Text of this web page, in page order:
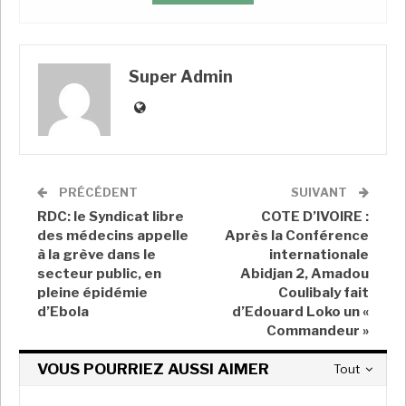
Alors que depuis près de 10 ans, la région du Cabo Delgado est
soumise à la violence du groupe armé des Shebabs et aux
exactions de ses soldats, très peu d’informations sortent de
cette région septentrionale du Mozambique. Les journalistes et
les membres de la société civile subissent violences et
intimidations. © Baptiste Condominas/RFI
Super Admin
PRÉCÉDENT
RDC: le Syndicat libre
des médecins appelle
à la grève dans le
secteur public, en
pleine épidémie
d’Ebola
SUIVANT
COTE D’IVOIRE :
Après la Conférence
internationale
Abidjan 2, Amadou
Coulibaly fait
d’Edouard Loko un «
Commandeur »
Tout
VOUS POURRIEZ AUSSI AIMER